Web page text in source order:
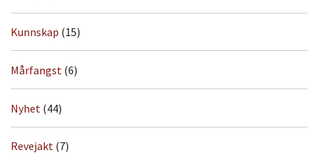
Kunnskap (15)
Mårfangst (6)
Nyhet (44)
Revejakt (7)